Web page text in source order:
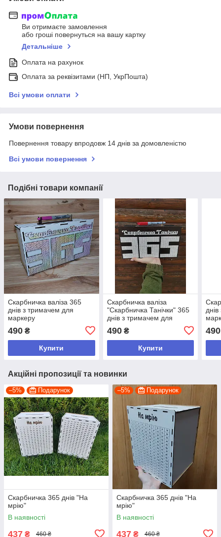
Ви отримаєте замовлення
або гроші повернуться на вашу картку
Детальніше
Оплата на рахунок
Оплата за реквізитами (НП, УкрПошта)
Всі умови оплати
Умови повернення
Повернення товару впродовж 14 днів за домовленістю
Всі умови повернення
Подібні товари компанії
Скарбничка валіза 365
днів з тримачем для
маркеру
490 ₴
Купити
Скарбничка валіза
"Скарбничка Танічки" 365
днів з тримачем для
490₴
Купити
490
Акційні пропозиції та новинки
–5% Подарунок
Скарбничка 365 днів "На
мрію"
В наявності
437 ₴ 460 ₴
–5% Подарунок
Скарбничка 365 днів "На
мрію"
В наявності
437 ₴ 460 ₴